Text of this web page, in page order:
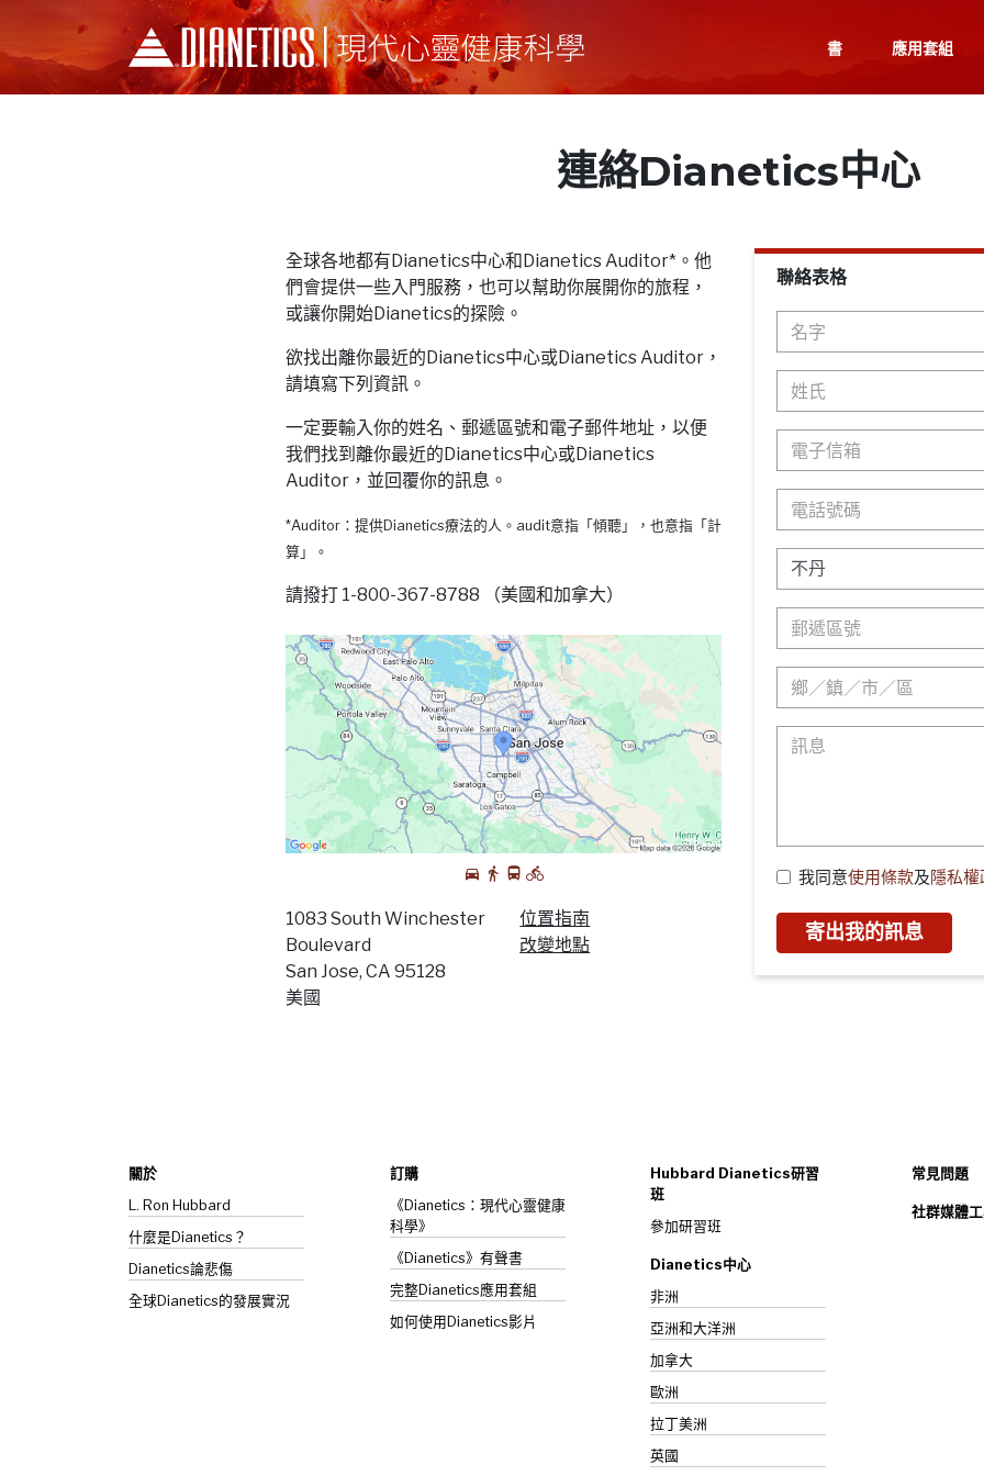
書 應用套組
連絡Dianetics中心
全球各地都有Dianetics中心和Dianetics Auditor*。他
們會提供一些入門服務，也可以幫助你展開你的旅程，
或讓你開始Dianetics的探險。
欲找出離你最近的Dianetics中心或Dianetics Auditor，
請填寫下列資訊。
一定要輸入你的姓名、郵遞區號和電子郵件地址，以便
我們找到離你最近的Dianetics中心或Dianetics
Auditor，並回覆你的訊息。
*Auditor：提供Dianetics療法的人。audit意指「傾聽」，也意指「計
算」。
請撥打 1-800-367-8788 （美國和加拿大）
1083 South Winchester
Boulevard
San Jose, CA 95128
美國
位置指南
改變地點
聯絡表格
我同意使用條款及隱私權
寄出我的訊息
關於
L. Ron Hubbard
什麼是Dianetics？
Dianetics論悲傷
全球Dianetics的發展實況
訂購
《Dianetics：現代心靈健康
科學》
《Dianetics》有聲書
完整Dianetics應用套組
如何使用Dianetics影片
Hubbard Dianetics研習
班
參加研習班
Dianetics中心
非洲
亞洲和大洋洲
加拿大
歐洲
拉丁美洲
英國
常見問題
社群媒體